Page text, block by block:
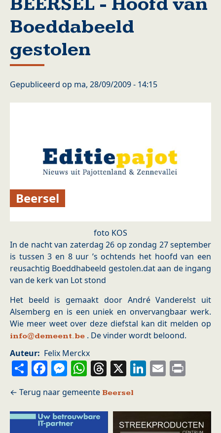
Boeddabeeld
gestolen
Gepubliceerd op ma, 28/09/2009 - 14:15
Beersel
foto KOS
In de nacht van zaterdag 26 op zondag 27 september
is tussen 3 en 8 uur ’s ochtends het hoofd van een
reusachtig Boeddhabeeld gestolen.dat aan de ingang
van de kerk van Lot stond
Het beeld is gemaakt door André Vanderelst uit
Alsemberg en is een uniek en onvervangbaar werk.
Wie meer weet over deze diefstal kan dit melden op
info@demeent.be . De vinder wordt beloond.
Auteur
Felix Merckx
ShareFacebook
Messenger
WhatsApp
Threads
X LinkedIn
Email
Beersel